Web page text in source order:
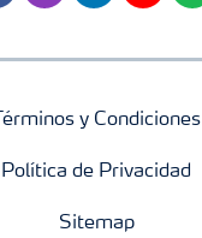
Términos y Condiciones
Política de Privacidad
Sitemap